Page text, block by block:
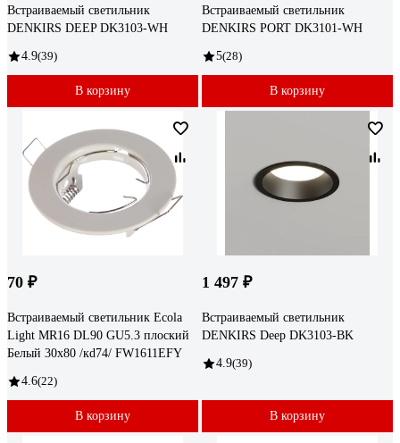
Встраиваемый светильник
DENKIRS DEEP DK3103-WH
4.9(39)
В корзину
Встраиваемый светильник
DENKIRS PORT DK3101-WH
5(28)
В корзину
70 ₽
Встраиваемый светильник Ecola
Light MR16 DL90 GU5.3 плоский
Белый 30x80 /кd74/ FW1611EFY
4.6(22)
В корзину
1 497 ₽
Встраиваемый светильник
DENKIRS Deep DK3103-BK
4.9(39)
В корзину